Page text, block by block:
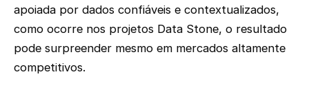
apoiada por dados confiáveis e contextualizados,
como ocorre nos projetos Data Stone, o resultado
pode surpreender mesmo em mercados altamente
competitivos.